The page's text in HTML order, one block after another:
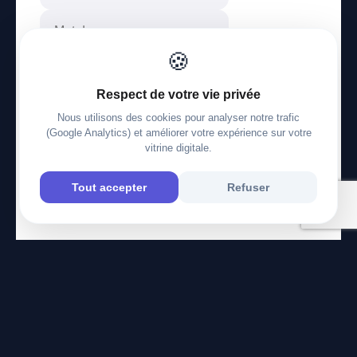
Mot de passe oublié ?
Se connecter
Créer ma vitrine gratuitement
© 2026 mobi.contact
🍪
Respect de votre vie privée
Nous utilisons des cookies pour analyser notre trafic
(Google Analytics) et améliorer votre expérience sur votre
vitrine digitale.
Tout accepter Refuser